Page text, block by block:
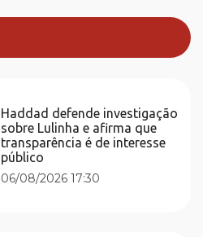
Haddad defende investigação
sobre Lulinha e afirma que
transparência é de interesse
público
06/08/2026 17:30